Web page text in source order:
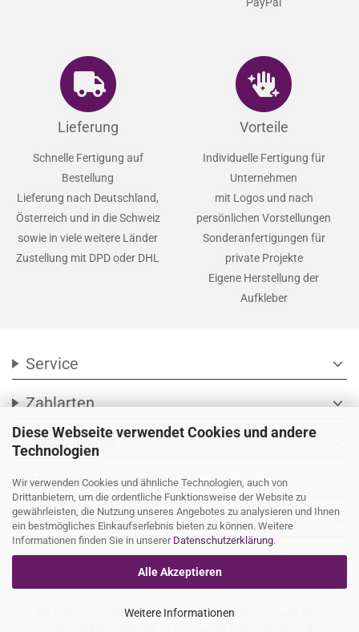
Diese Webseite verwendet Cookies und andere
Technologien
Wir verwenden Cookies und ähnliche Technologien, auch von
Drittanbietern, um die ordentliche Funktionsweise der Website zu
gewährleisten, die Nutzung unseres Angebotes zu analysieren und Ihnen
ein bestmögliches Einkaufserlebnis bieten zu können. Weitere
Informationen finden Sie in unserer Datenschutzerklärung.
Alle Akzeptieren
Weitere Informationen
Lieferung
Schnelle Fertigung auf
Bestellung
Lieferung nach Deutschland,
Österreich und in die Schweiz
sowie in viele weitere Länder
Zustellung mit DPD oder DHL
Vorteile
Individuelle Fertigung für
Unternehmen
mit Logos und nach
persönlichen Vorstellungen
Sonderanfertigungen für
private Projekte
Eigene Herstellung der
Aufkleber
Service expand_more
Zahlarten expand_more
Social Media
Wir versenden mit
Ihre persönliche Seite expand_more
Alle Preise verstehen sich inkl. Mehrwertsteuer, soweit nicht